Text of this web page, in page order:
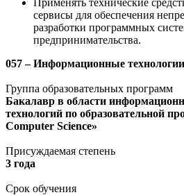
сервисы для обеспечения
разработки программных
предпринимательства.
057 – Информационные технологии
Группа образовательных программ
Бакалавр в области
технологий по образовательной
Computer Science»
Присуждаемая степень
3 года
Срок обучения